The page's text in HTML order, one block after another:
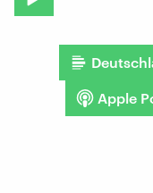
Apple